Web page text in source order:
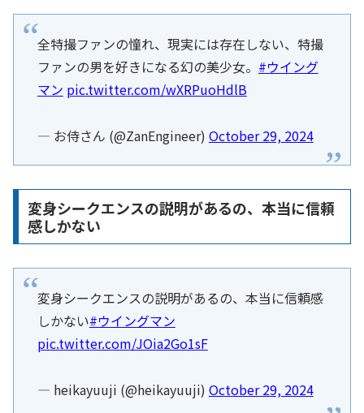
全特撮ファンの憧れ、現実には存在しない、特撮
ファンの男を好きになる幻の美少女。 #ウイング
マン pic.twitter.com/wXRPuoHdlB
— お侍さん (@ZanEngineer) October 29, 2024
変身シークエンスの説明があるの、本当に信頼
感しかない
変身シークエンスの説明があるの、本当に信頼感
しかない#ウイングマン
pic.twitter.com/JOia2Go1sF
— heikayuuji (@heikayuuji) October 29, 2024